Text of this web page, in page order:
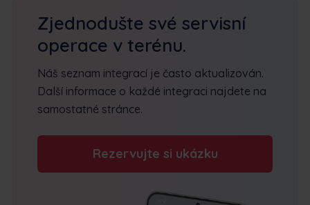
Zjednodušte své servisní
operace v terénu.
Náš seznam integrací je často aktualizován.
Další informace o každé integraci najdete na
samostatné stránce.
Rezervujte si ukázku